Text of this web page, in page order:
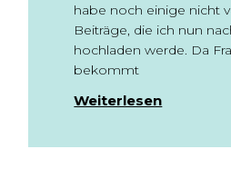
habe noch einige nicht
Beiträge, die ich nun
hochladen werde. Da
bekommt
Weiterlesen